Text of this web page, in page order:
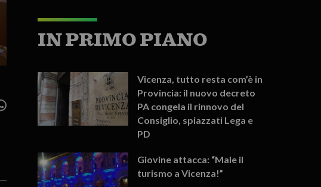
IN PRIMO PIANO
Vicenza, tutto resta com’è in
Provincia: il nuovo decreto
PA congela il rinnovo del
Consiglio, spiazzati Lega e
PD
Giovine attacca: “Male il
turismo a Vicenza!”